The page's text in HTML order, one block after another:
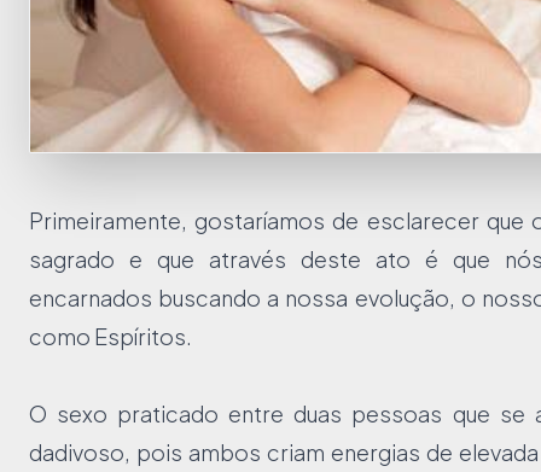
Primeiramente, gostaríamos de esclarecer que
sagrado e que através deste ato é que
encarnados buscando a nossa evolução, o
como Espíritos.
O sexo praticado entre duas pessoas que se
dadivoso, pois ambos criam energias de